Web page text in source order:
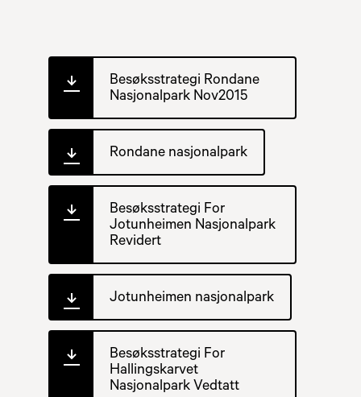
Besøksstrategi Rondane
Nasjonalpark Nov2015
Rondane nasjonalpark
Besøksstrategi For
Jotunheimen Nasjonalpark
Revidert
Jotunheimen nasjonalpark
Besøksstrategi For
Hallingskarvet
Nasjonalpark Vedtatt